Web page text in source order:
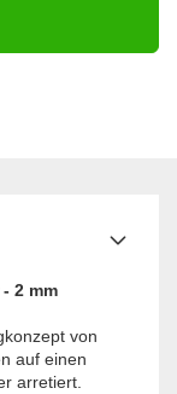
2 mm
von
auf einen
arretiert.